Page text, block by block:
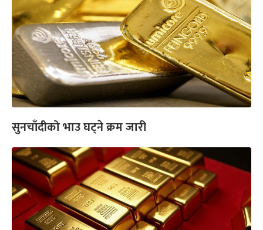
सुनचाँदीको भाउ घट्ने क्रम जारी